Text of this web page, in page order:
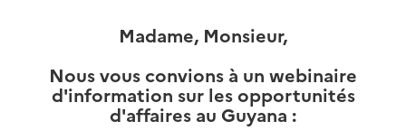
Madame, Monsieur,
Nous vous convions à un webinaire
d'information sur les opportunités
d'affaires au Guyana :